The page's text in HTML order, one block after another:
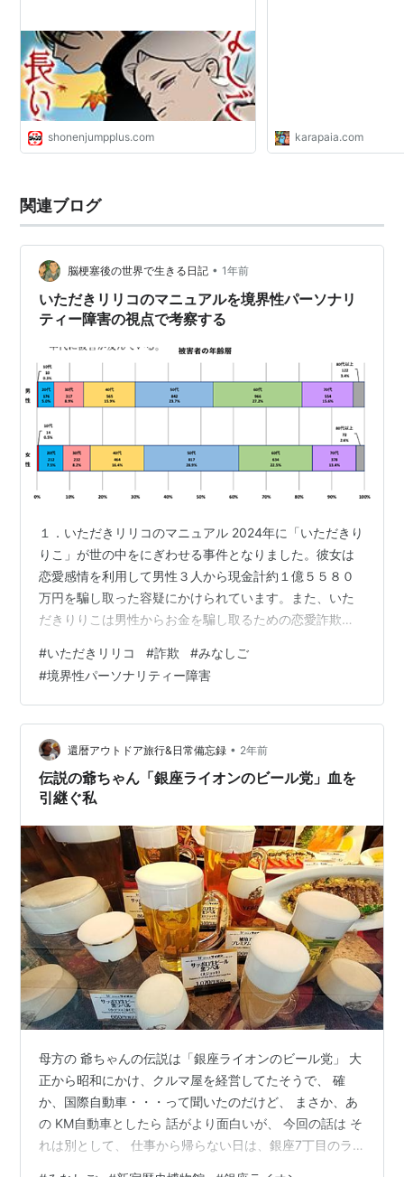
shonenjumpplus.com karapaia.com
関連ブログ
脳梗塞後の世界で生きる日記 • 1年前
いただきリリコのマニュアルを境界性パーソナリ
ティー障害の視点で考察する
１．いただきリリコのマニュアル 2024年に「いただきり
りこ」が世の中をにぎわせる事件となりました。彼女は
恋愛感情を利用して男性３人から現金計約１億５５８０
万円を騙し取った容疑にかけられています。また、いた
だきりりこは男性からお金を騙し取るための恋愛詐欺マ
2000万円弱を売り上げていました。 そのマニュアルがと
てもよくできていると話題だったので少し考察してみま
した。 今回はそのマニュアルにある創作するキャラクタ
ー像を境界性パーソナリティー障害という視点で考えて
みたいと思います。いただりりりこ氏が境界性パーソナ
リティー障害という意味ではありません。…
#いただきリリコ #詐欺 #みなしご
#境界性パーソナリティー障害
還暦アウトドア旅行&日常備忘録 • 2年前
伝説の爺ちゃん「銀座ライオンのビール党」血を
引継ぐ私
母方の 爺ちゃんの伝説は「銀座ライオンのビール党」 大
正から昭和にかけ、クルマ屋を経営してたそうで、 確
か、国際自動車・・・って聞いたのだけど、 まさか、あ
の KM自動車としたら 話がより面白いが、 今回の話は そ
れは別として、 仕事から帰らない日は、銀座7丁目のラ